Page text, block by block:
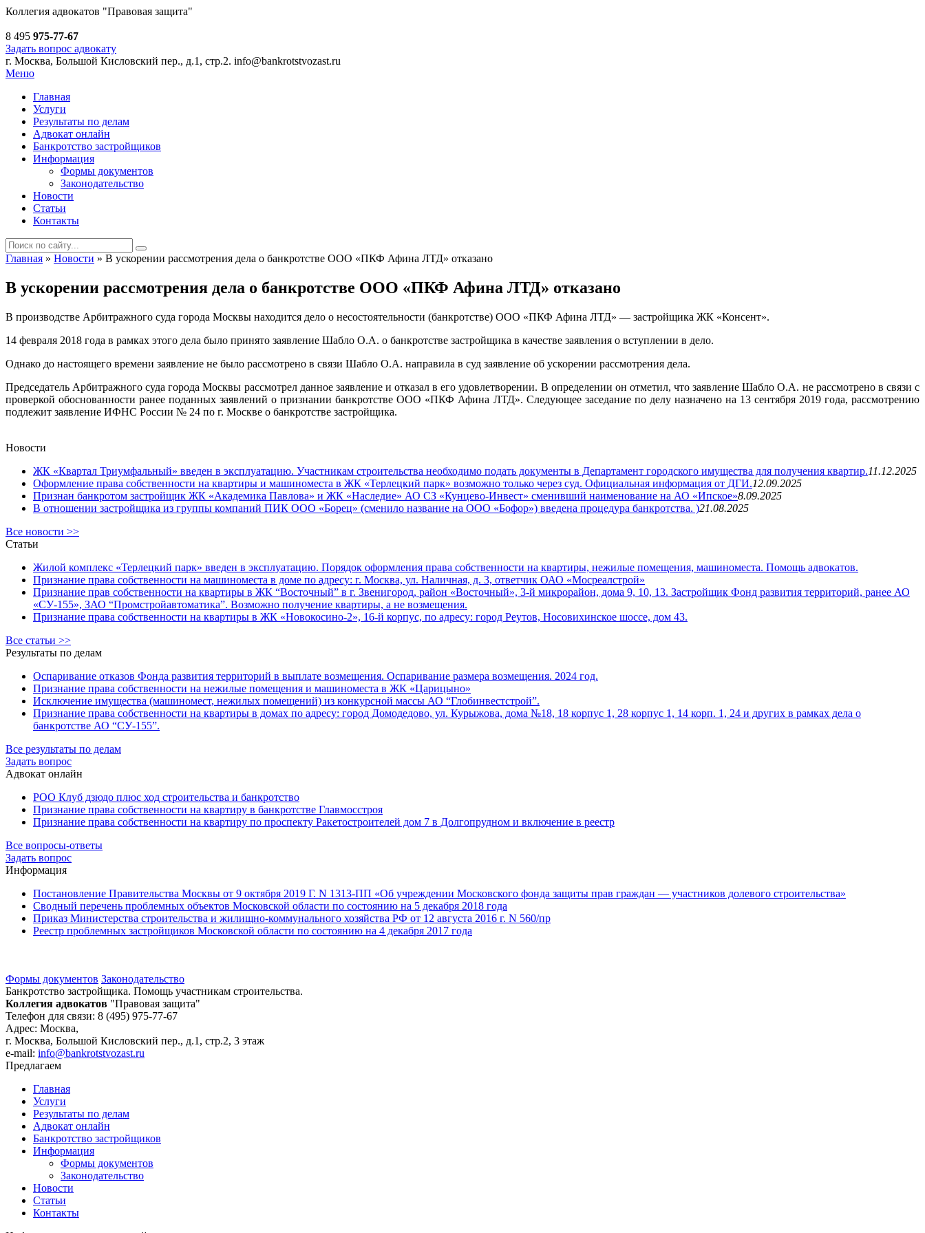
Коллегия адвокатов "Правовая защита"
8 495 975-77-67
Задать вопрос адвокату
г. Москва, Большой Кисловский пер., д.1, стр.2. info@bankrotstvozast.ru
Меню
Главная
Услуги
Результаты по делам
Адвокат онлайн
Банкротство застройщиков
Информация
Формы документов
Законодательство
Новости
Статьи
Контакты
Главная » Новости » В ускорении рассмотрения дела о банкротстве ООО «ПКФ Афина ЛТД» отказано
В ускорении рассмотрения дела о банкротстве ООО «ПКФ Афина ЛТД» отказано
В производстве Арбитражного суда города Москвы находится дело о несостоятельности (банкротстве) ООО «ПКФ Афина ЛТД» — застройщика ЖК «Консент».
14 февраля 2018 года в рамках этого дела было принято заявление Шабло О.А. о банкротстве застройщика в качестве заявления о вступлении в дело.
Однако до настоящего времени заявление не было рассмотрено в связи Шабло О.А. направила в суд заявление об ускорении рассмотрения дела.
Председатель Арбитражного суда города Москвы рассмотрел данное заявление и отказал в его удовлетворении. В определении он отметил, что заявление Шабло О.А. не рассмотрено в связи с
проверкой обоснованности ранее поданных заявлений о признании банкротстве ООО «ПКФ Афина ЛТД». Следующее заседание по делу назначено на 13 сентября 2019 года, рассмотрению
подлежит заявление ИФНС России № 24 по г. Москве о банкротстве застройщика.
Новости
ЖК «Квартал Триумфальный» введен в эксплуатацию. Участникам строительства необходимо подать документы в Департамент городского имущества для получения квартир.11.12.2025
Оформление права собственности на квартиры и машиноместа в ЖК «Терлецкий парк» возможно только через суд. Официальная информация от ДГИ.12.09.2025
Признан банкротом застройщик ЖК «Академика Павлова» и ЖК «Наследие» АО СЗ «Кунцево-Инвест» сменивший наименование на АО «Ипское»8.09.2025
В отношении застройщика из группы компаний ПИК ООО «Борец» (сменило название на ООО «Бофор») введена процедура банкротства. )21.08.2025
Все новости >>
Статьи
Жилой комплекс «Терлецкий парк» введен в эксплуатацию. Порядок оформления права собственности на квартиры, нежилые помещения, машиноместа. Помощь адвокатов.
Признание права собственности на машиноместа в доме по адресу: г. Москва, ул. Наличная, д. 3, ответчик ОАО «Мосреалстрой»
Признание прав собственности на квартиры в ЖК “Восточный” в г. Звенигород, район «Восточный», 3-й микрорайон, дома 9, 10, 13. Застройщик Фонд развития территорий, ранее АО
«СУ-155», ЗАО “Промстройавтоматика”. Возможно получение квартиры, а не возмещения.
Признание права собственности на квартиры в ЖК «Новокосино-2», 16-й корпус, по адресу: город Реутов, Носовихинское шоссе, дом 43.
Все статьи >>
Результаты по делам
Оспаривание отказов Фонда развития территорий в выплате возмещения. Оспаривание размера возмещения. 2024 год.
Признание права собственности на нежилые помещения и машиноместа в ЖК «Царицыно»
Исключение имущества (машиномест, нежилых помещений) из конкурсной массы АО “Глобинвестстрой”.
Признание права собственности на квартиры в домах по адресу: город Домодедово, ул. Курыжова, дома №18, 18 корпус 1, 28 корпус 1, 14 корп. 1, 24 и других в рамках дела о
банкротстве АО “СУ-155”.
Все результаты по делам
Задать вопрос
Адвокат онлайн
РОО Клуб дзюдо плюс ход строительства и банкротство
Признание права собственности на квартиру в банкротстве Главмосстроя
Признание права собственности на квартиру по проспекту Ракетостроителей дом 7 в Долгопрудном и включение в реестр
Все вопросы-ответы
Задать вопрос
Информация
Постановление Правительства Москвы от 9 октября 2019 Г. N 1313-ПП «Об учреждении Московского фонда защиты прав граждан — участников долевого строительства»
Сводный перечень проблемных объектов Московской области по состоянию на 5 декабря 2018 года
Приказ Министерства строительства и жилищно-коммунального хозяйства РФ от 12 августа 2016 г. N 560/пр
Реестр проблемных застройщиков Московской области по состоянию на 4 декабря 2017 года
Формы документов Законодательство
Банкротство застройщика. Помощь участникам строительства.
Коллегия адвокатов "Правовая защита"
Телефон для связи: 8 (495) 975-77-67
Адрес: Москва,
г. Москва, Большой Кисловский пер., д.1, стр.2, 3 этаж
e-mail: info@bankrotstvozast.ru
Предлагаем
Главная
Услуги
Результаты по делам
Адвокат онлайн
Банкротство застройщиков
Информация
Формы документов
Законодательство
Новости
Статьи
Контакты